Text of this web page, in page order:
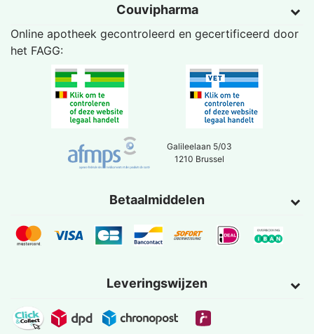
Couvipharma
Online apotheek gecontroleerd en gecertificeerd door
het FAGG:
Galileelaan 5/03
1210 Brussel
Betaalmiddelen
Leveringswijzen